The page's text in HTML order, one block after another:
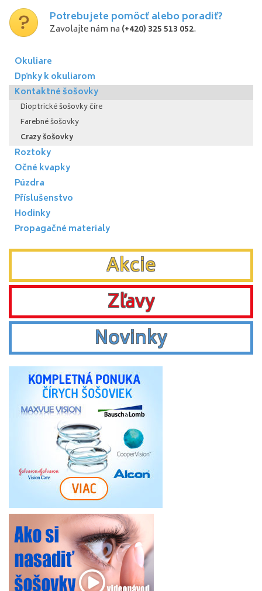
Potrebujete pomôcť alebo poradiť?
Zavolajte nám na (+420) 325 513 052.
Okuliare
Dpňky k okuliarom
Kontaktné šošovky
Dioptrické šošovky číre
Farebné šošovky
Crazy šošovky
Roztoky
Očné kvapky
Púzdra
Příslušenstvo
Hodinky
Propagačné materialy
Akcie
Zľavy
Novinky